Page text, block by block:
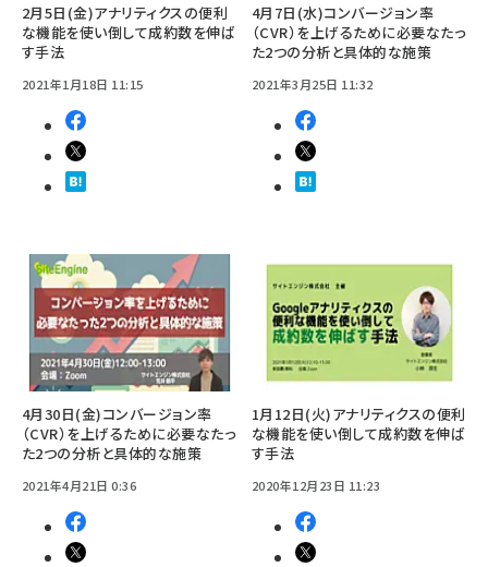
2月5日(金)アナリティクスの便利
な機能を使い倒して成約数を伸ば
す手法
2021年1月18日 11:15
4月7日(水)コンバージョン率
（CVR）を上げるために必要なたっ
た2つの分析と具体的な施策
2021年3月25日 11:32
4月30日(金)コンバージョン率
（CVR）を上げるために必要なたっ
た2つの分析と具体的な施策
2021年4月21日 0:36
1月12日(火)アナリティクスの便利
な機能を使い倒して成約数を伸ば
す手法
2020年12月23日 11:23